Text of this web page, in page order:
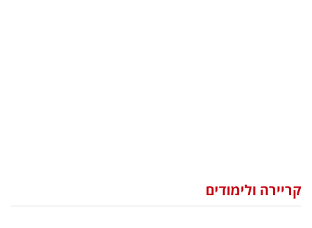
וצרכנות
קריירה ולימודים